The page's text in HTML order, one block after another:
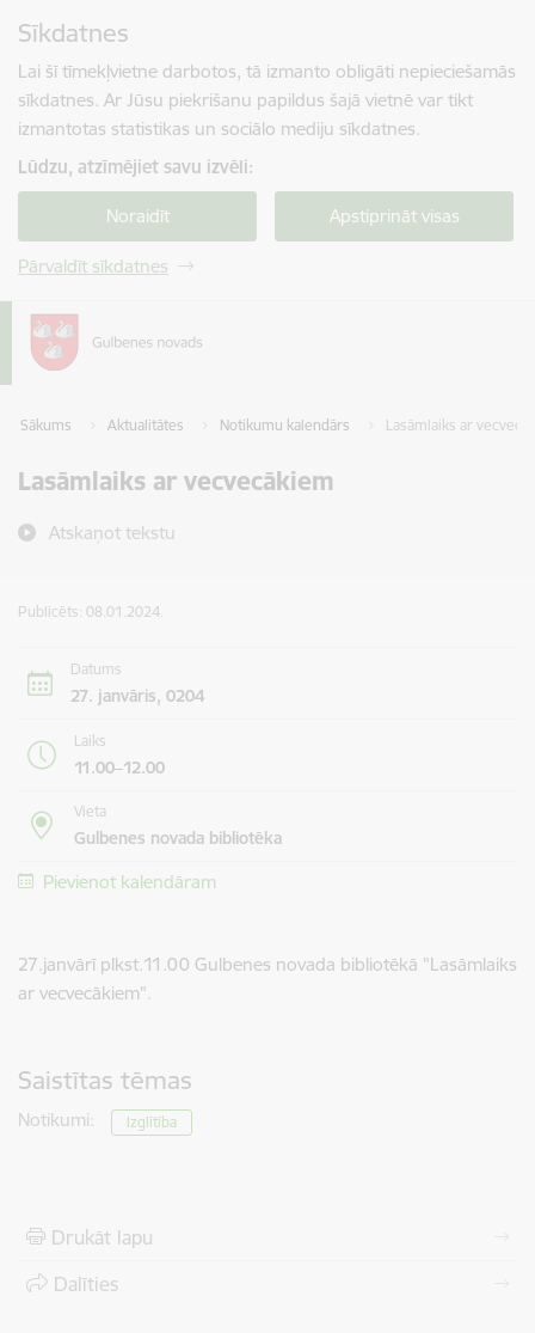
Sīkdatnes
Lai šī tīmekļvietne darbotos, tā izmanto obligāti nepieciešamās
sīkdatnes. Ar Jūsu piekrišanu papildus šajā vietnē var tikt
izmantotas statistikas un sociālo mediju sīkdatnes.
Lūdzu, atzīmējiet savu izvēli:
Noraidīt Apstiprināt visas
Pārvaldīt sīkdatnes
Sākums Aktualitātes Notikumu kalendārs Lasāmlaiks ar
Lasāmlaiks ar vecvecākiem
Atskaņot tekstu
Publicēts: 08.01.2024.
Datums
27. janvāris, 0204
Laiks
11.00–12.00
Vieta
Gulbenes novada bibliotēka
Pievienot kalendāram
27.janvārī plkst.11.00 Gulbenes novada bibliotēkā "Lasāmlaiks
ar vecvecākiem".
Saistītas tēmas
Notikumi: Izglītība
Drukāt lapu
Dalīties